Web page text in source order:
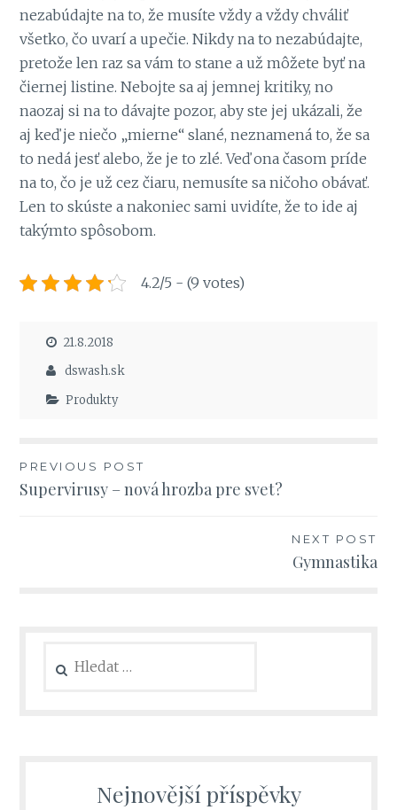
nezabúdajte na to, že musíte vždy a vždy chváliť
všetko, čo uvarí a upečie. Nikdy na to nezabúdajte,
pretože len raz sa vám to stane a už môžete byť na
čiernej listine. Nebojte sa aj jemnej kritiky, no
naozaj si na to dávajte pozor, aby ste jej ukázali, že
aj keď je niečo „mierne“ slané, neznamená to, že sa
to nedá jesť alebo, že je to zlé. Veď ona časom príde
na to, čo je už cez čiaru, nemusíte sa ničoho obávať.
Len to skúste a nakoniec sami uvidíte, že to ide aj
takýmto spôsobom.
4.2/5 - (9 votes)
21.8.2018
dswash.sk
Produkty
Navigace
pro
PREVIOUS POST
Supervirusy – nová hrozba pre svet?
NEXT POST
Gymnastika
Nejnovější příspěvky